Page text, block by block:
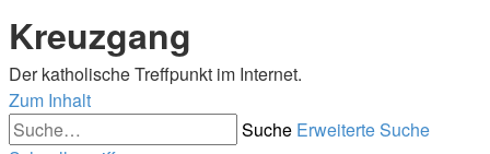
Kreuzgang
Der katholische Treffpunkt im Internet.
Zum Inhalt
Suche Erweiterte Suche